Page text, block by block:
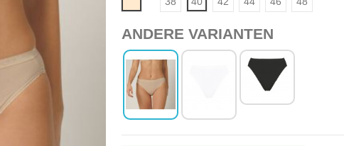
ANDERE VARIANTEN